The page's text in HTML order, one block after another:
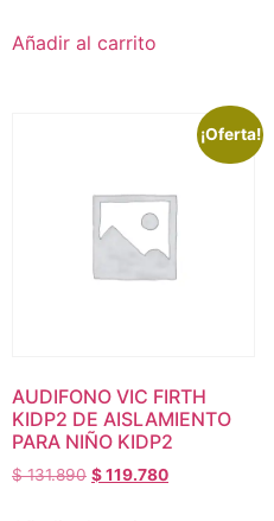
Añadir al carrito
¡Oferta!
AUDIFONO VIC FIRTH
KIDP2 DE AISLAMIENTO
PARA NIÑO KIDP2
$131.890 $119.780